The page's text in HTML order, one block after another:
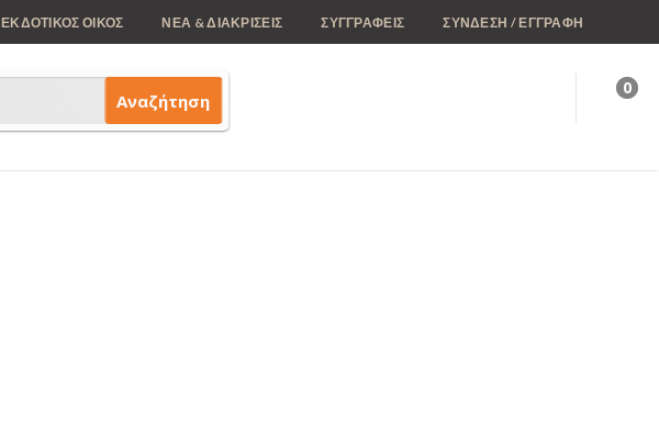
ΕΚΔΟΤΙΚΟΣ ΟΙΚΟΣ ΝΕΑ & ΔΙΑΚΡΙΣΕΙΣ ΣΥΓΓΡΑΦΕΙΣ ΣΥΝΔΕΣΗ / ΕΓΓΡΑΦΗ
Αναζήτηση
0